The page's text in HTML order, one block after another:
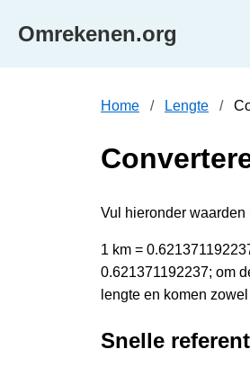
Omrekenen.org
Home Lengte
Vul hieronder waarden
1 km =
0.621371192237; om
lengte en komen
Snelle